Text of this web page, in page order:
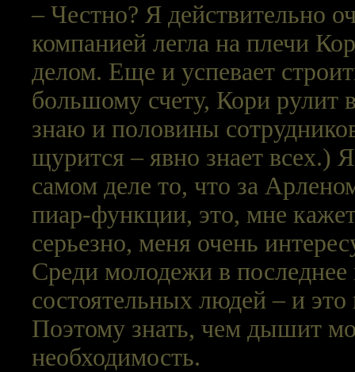
– Честно? Я действительно
компанией легла на плечи
делом. Еще и успевает
большому счету, Кори рулит
знаю и половины
щурится – явно знает всех.)
самом деле то, что за
пиар-функции, это, мне
серьезно, меня очень
Среди молодежи в последнее
состоятельных людей – и
Поэтому знать, чем дышит
необходимость.